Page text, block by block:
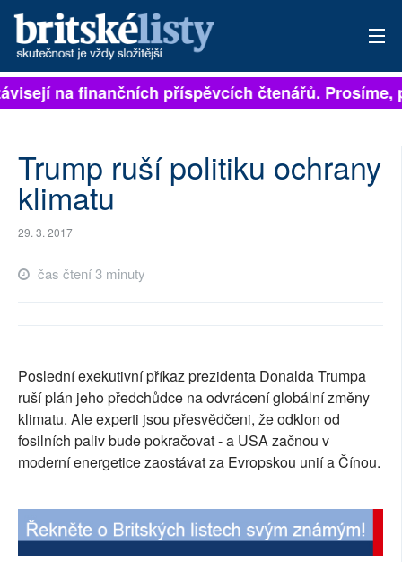
PŘIHLÁSIT
ARCHIV
PŘÍSPĚVKY NA PROVOZ
SOCIÁLNÍ SÍTĚ
RUBRIKY
PLNÁ VERZE STRÁNEK
na finančních příspěvcích čtenářů. Prosíme,
Trump ruší politiku ochrany
klimatu
29. 3. 2017
čas čtení 3 minuty
Poslední exekutivní příkaz prezidenta Donalda Trumpa
ruší plán jeho předchůdce na odvrácení globální změny
klimatu. Ale experti jsou přesvědčeni, že odklon od
fosilních paliv bude pokračovat - a USA začnou v
moderní energetice zaostávat za Evropskou unií a Čínou.